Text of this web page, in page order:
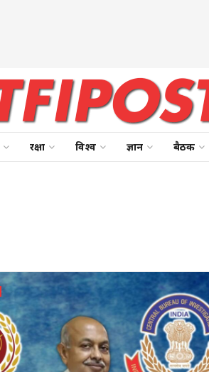
रक्षा विश्व ज्ञान बैठक